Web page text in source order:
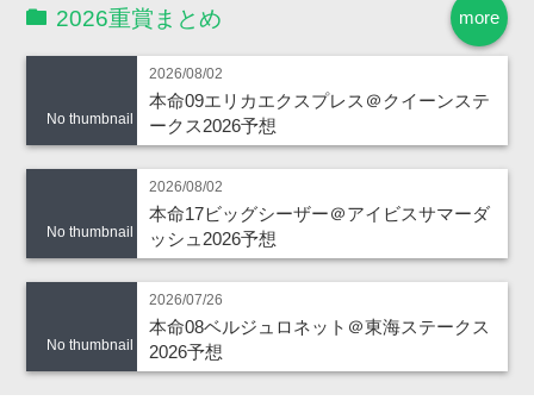
more
2026重賞まとめ
No thumbnail
2026/08/02
本命09エリカエクスプレス＠クイーンステ
ークス2026予想
No thumbnail
2026/08/02
本命17ビッグシーザー＠アイビスサマーダ
ッシュ2026予想
No thumbnail
2026/07/26
本命08ベルジュロネット＠東海ステークス
2026予想